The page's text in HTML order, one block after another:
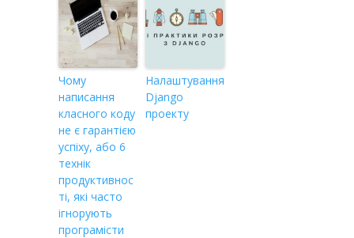
Чому
написання
класного коду
не є гарантією
успіху, або 6
технік
продуктивнос
ті, які часто
ігнорують
програмісти
Налаштування
Django
проекту